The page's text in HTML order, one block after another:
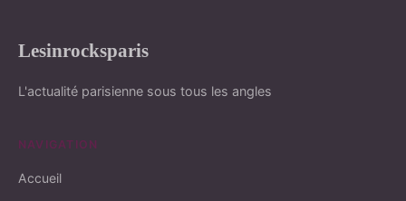
Lesinrocksparis
L'actualité parisienne sous tous les angles
NAVIGATION
Accueil